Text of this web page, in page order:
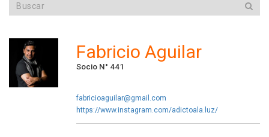
Fabricio Aguilar
Socio N° 441
fabricioaguilar@gmail.com
https://www.instagram.com/adictoala.luz/